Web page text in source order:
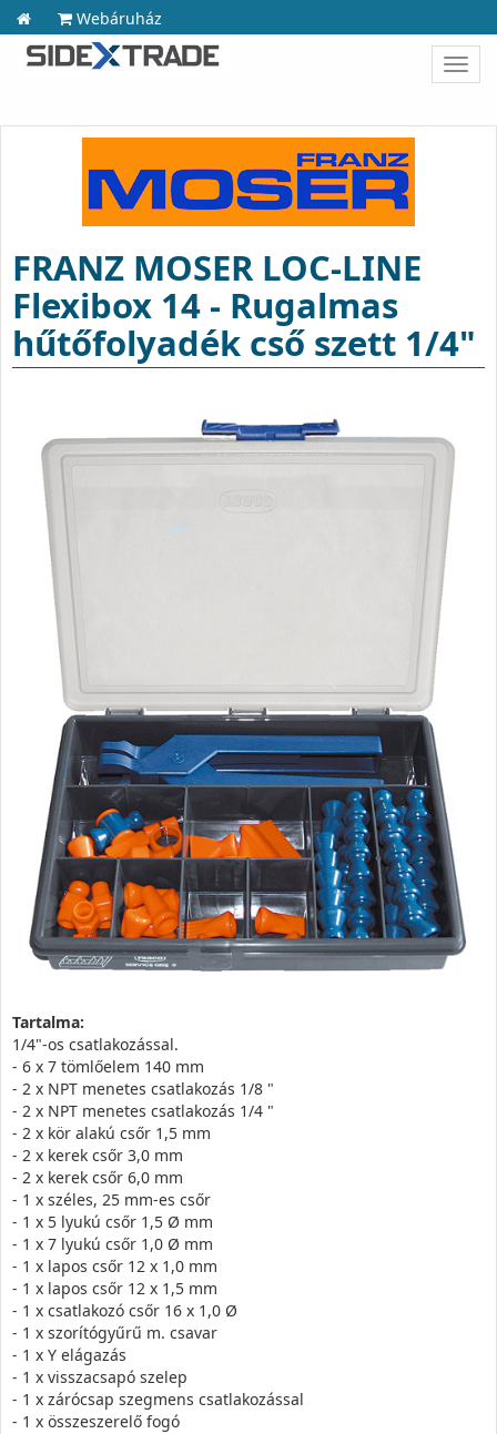
Webáruház
FRANZ MOSER LOC-LINE
Flexibox 14 - Rugalmas
hűtőfolyadék cső szett 1/4"
Tartalma:
1/4"-os csatlakozással.
- 6 x 7 tömlőelem 140 mm
- 2 x NPT menetes csatlakozás 1/8 "
- 2 x NPT menetes csatlakozás 1/4 "
- 2 x kör alakú csőr 1,5 mm
- 2 x kerek csőr 3,0 mm
- 2 x kerek csőr 6,0 mm
- 1 x széles, 25 mm-es csőr
- 1 x 5 lyukú csőr 1,5 Ø mm
- 1 x 7 lyukú csőr 1,0 Ø mm
- 1 x lapos csőr 12 x 1,0 mm
- 1 x lapos csőr 12 x 1,5 mm
- 1 x csatlakozó csőr 16 x 1,0 Ø
- 1 x szorítógyűrű m. csavar
- 1 x Y elágazás
- 1 x visszacsapó szelep
- 1 x zárócsap szegmens csatlakozással
- 1 x összeszerelő fogó